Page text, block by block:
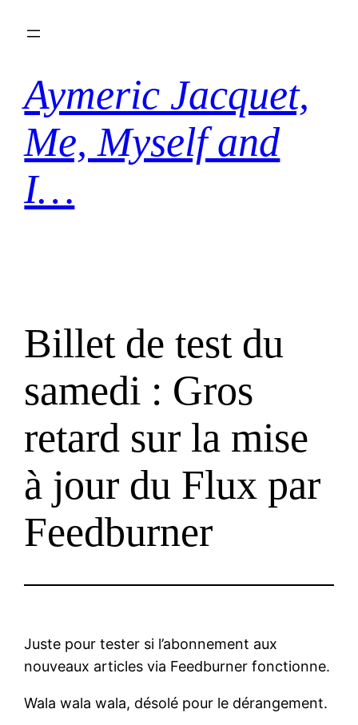
Aymeric Jacquet,
Me, Myself and
I…
Billet de test du
samedi : Gros
retard sur la mise
à jour du Flux par
Feedburner
Juste pour tester si l’abonnement aux
nouveaux articles via Feedburner fonctionne.
Wala wala wala, désolé pour le dérangement.